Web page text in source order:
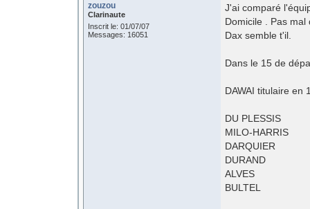
zouzou
Clarinaute
Inscrit le: 01/07/07
Messages: 16051
J'ai comparé
Domicile . Pas
Dax semble t'il.
Dans le 15 de
DAWAI titulaire en
DU PLESSIS
MILO-HARRIS
DARQUIER
DURAND
ALVES
BULTEL